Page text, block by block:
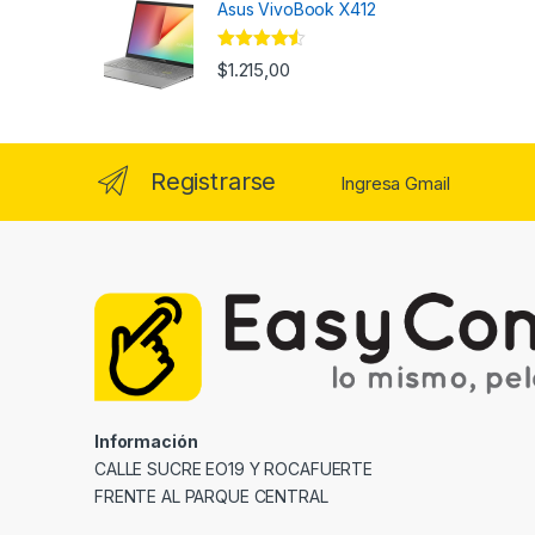
Asus VivoBook X412
Valorado
con4.33
$1.215,00
Registrarse Ingresa Gmail
Información
CALLE SUCRE EO19 Y ROCAFUERTE
FRENTE AL PARQUE CENTRAL